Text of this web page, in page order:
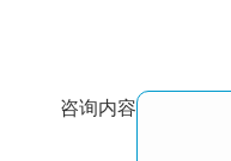
咨询内容